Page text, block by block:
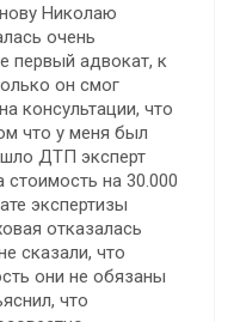
Николаю
очень
первый адвокат, к
он смог
консультации, что
что у меня был
ДТП эксперт
стоимость на 30.000
экспертизы
отказалась
сказали, что
они не обязаны
что